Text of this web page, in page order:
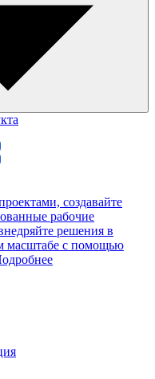
создавайте
рабочие
решения в
масштабе с помощью